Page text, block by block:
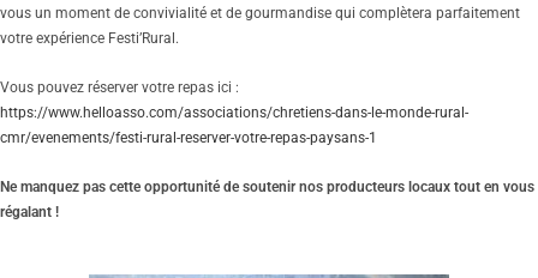
vous un moment de convivialité et de gourmandise qui complètera parfaitement
votre expérience Festi’Rural.
Vous pouvez réserver votre repas ici :
https://www.helloasso.com/associations/chretiens-dans-le-monde-rural-
cmr/evenements/festi-rural-reserver-votre-repas-paysans-1
Ne manquez pas cette opportunité de soutenir nos producteurs locaux tout en vous
régalant !